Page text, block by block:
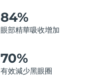
84%
眼部精華吸收增加
70%
有效減少黑眼圈
預計送達日期
預計送達日期